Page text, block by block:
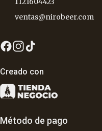
ventas@nirobeer.com
Creado con
Método de pago